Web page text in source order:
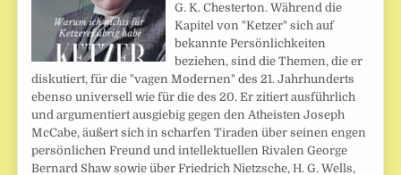
G. K. Chesterton. Während die
Kapitel von "Ketzer" sich auf
bekannte Persönlichkeiten
beziehen, sind die Themen, die er
diskutiert, für die "vagen Modernen" des 21. Jahrhunderts
ebenso universell wie für die des 20. Er zitiert ausführlich
und argumentiert ausgiebig gegen den Atheisten Joseph
McCabe, äußert sich in scharfen Tiraden über seinen engen
persönlichen Freund und intellektuellen Rivalen George
Bernard Shaw sowie über Friedrich Nietzsche, H. G. Wells,